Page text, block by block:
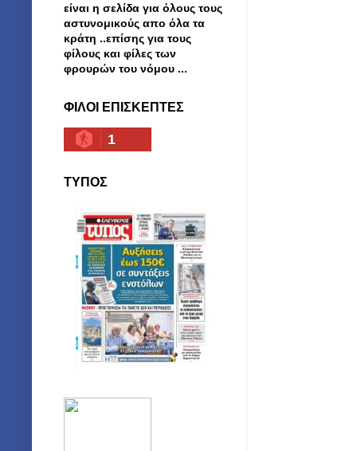
είναι η σελίδα για όλους τους
αστυνομικούς απο όλα τα
κράτη ..επίσης για τους
φίλους και φίλες των
φρουρών του νόμου ...
ΦΙΛΟΙ ΕΠΙΣΚΕΠΤΕΣ
1
ΤΥΠΟΣ